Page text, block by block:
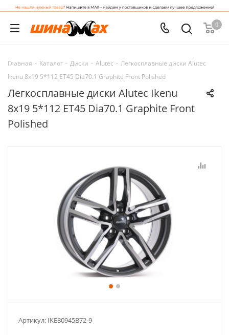
0
Главная - Каталог - Диски - Alutec - Легкосплавные диски Alutec
Ikenu 8x19 5*112 ET45 Dia70.1 Graphite Front Polished
Легкосплавные диски Alutec Ikenu
8x19 5*112 ET45 Dia70.1 Graphite Front
Polished
Артикул: IKE80945B72-9